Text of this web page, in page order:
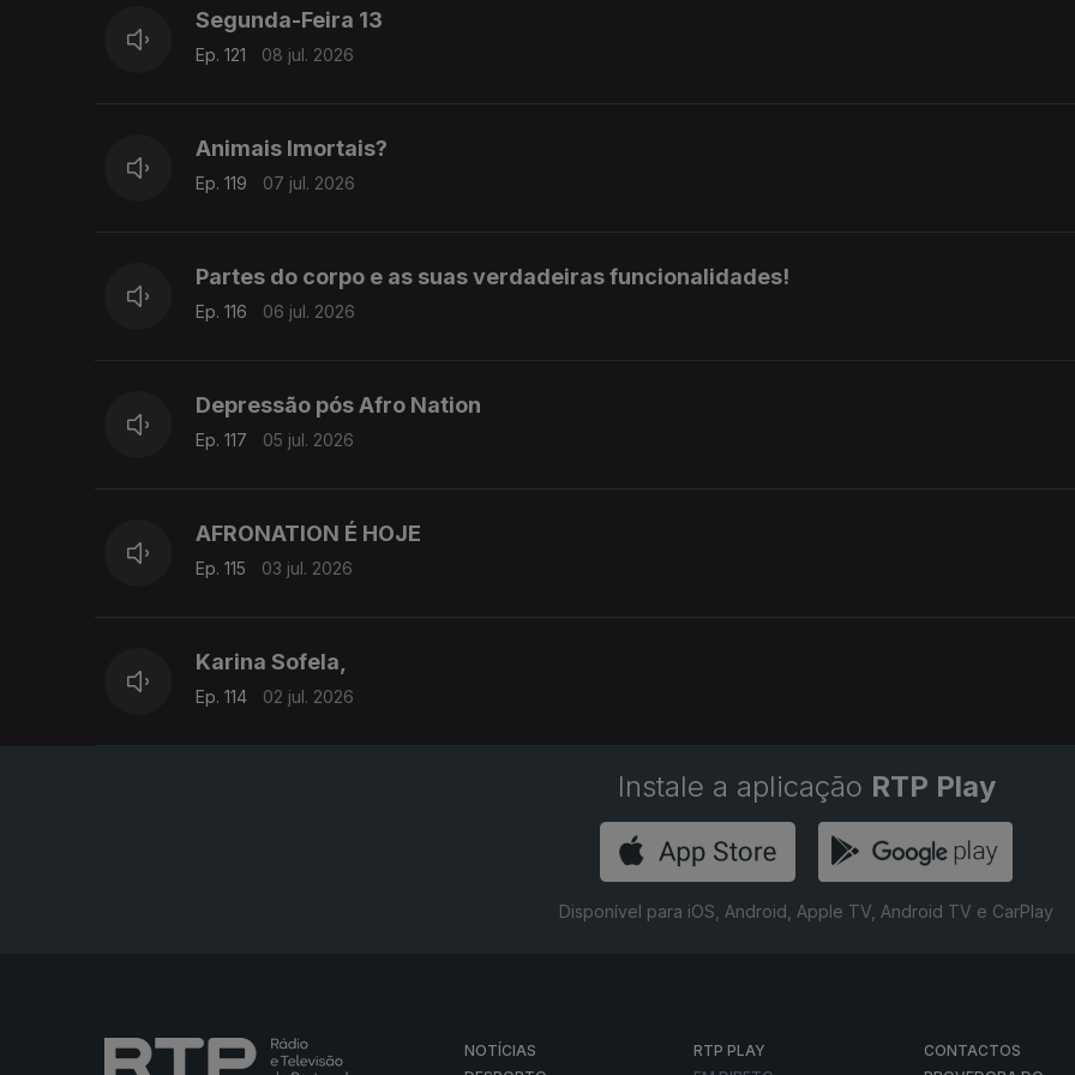
Segunda-Feira 13
Ep. 121 08 jul. 2026
Animais Imortais?
Ep. 119 07 jul. 2026
Partes do corpo e as suas verdadeiras funcionalidades!
Ep. 116 06 jul. 2026
Depressão pós Afro Nation
Ep. 117 05 jul. 2026
AFRONATION É HOJE
Ep. 115 03 jul. 2026
Karina Sofela,
Ep. 114 02 jul. 2026
Instale a aplicação RTP Play
Disponível para iOS, Android, Apple TV, Android TV e CarPlay
NOTÍCIAS
RTP PLAY
CONTACTOS